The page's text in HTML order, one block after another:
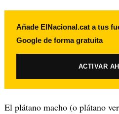
Añade ElNacional.cat a tus
Google de forma gratuita
ACTIVAR
El plátano macho (o plátano